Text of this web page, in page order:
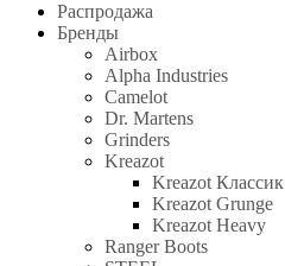
Распродажа
Бренды
Airbox
Alpha Industries
Camelot
Dr. Martens
Grinders
Kreazot
Kreazot Классик
Kreazot Grunge
Kreazot Heavy
Ranger Boots